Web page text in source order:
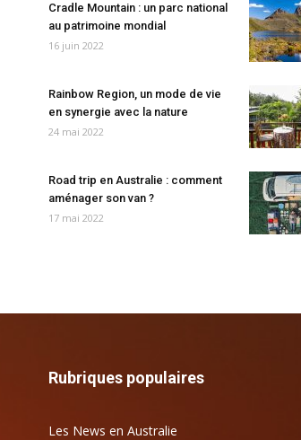
Cradle Mountain : un parc national
au patrimoine mondial
16 juin 2022
Rainbow Region, un mode de vie
en synergie avec la nature
24 mai 2022
Road trip en Australie : comment
aménager son van ?
17 mai 2022
Rubriques populaires
Les News en Australie